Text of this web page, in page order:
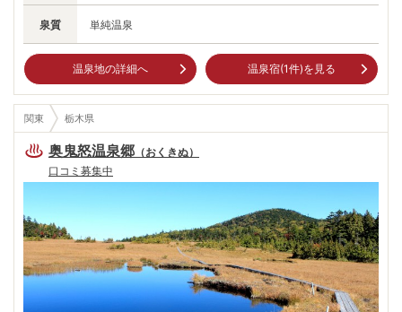
泉質 単純温泉
温泉地の詳細へ 温泉宿(1件)を見る
関東 栃木県
奥鬼怒温泉郷 （おくきぬ）
口コミ募集中